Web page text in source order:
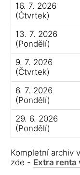
16. 7. 2026
(Čtvrtek)
13. 7. 2026
(Pondělí)
9. 7. 2026
(Čtvrtek)
6. 7. 2026
(Pondělí)
29. 6. 2026
(Pondělí)
Kompletní archiv
zde - Extra renta